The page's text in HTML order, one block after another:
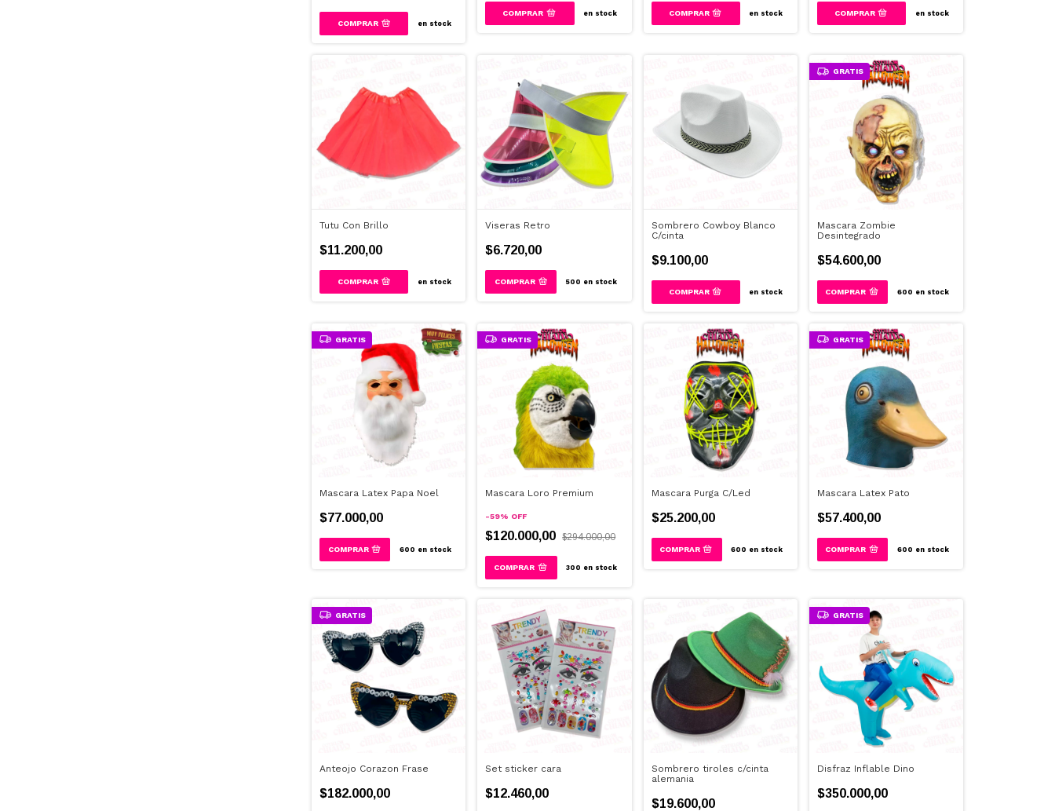
COMPRAR en stock
en stock en stock en stock
Tutu Con Brillo
$11.200,00
COMPRAR en stock
Viseras Retro
$6.720,00
COMPRAR 500 en stock
Sombrero Cowboy Blanco
C/cinta
$9.100,00
en stock
GRATIS
Mascara Zombie
Desintegrado
$54.600,00
600 en stock
GRATIS
Mascara Latex Papa Noel
$77.000,00
600 en stock
GRATIS
Mascara Loro Premium
-59% OFF
$120.000,00 $294.000,00
300 en stock
Mascara Purga C/Led
$25.200,00
600 en stock
GRATIS
Mascara Latex Pato
$57.400,00
600 en stock
GRATIS
Anteojo Corazon Frase
$182.000,00
Set sticker cara
$12.460,00
Sombrero tiroles c/cinta
alemania
$19.600,00
GRATIS
Disfraz Inflable Dino
$350.000,00